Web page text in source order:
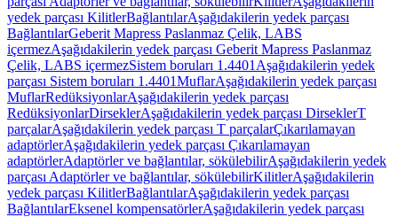
yedek parçası KilitlerBağlantılarAşağıdakilerin yedek parçası
BağlantılarGeberit Mapress Paslanmaz Çelik, LABS
içermezAşağıdakilerin yedek parçası Geberit Mapress Paslanmaz
Çelik, LABS içermezSistem boruları 1.4401 Aşağıdakilerin yedek
parçası Sistem boruları 1.4401MuflarAşağıdakilerin yedek parçası
MuflarRedüksiyonlarAşağıdakilerin yedek parçası
RedüksiyonlarDirseklerAşağıdakilerin yedek parçası DirseklerT
parçalarAşağıdakilerin yedek parçası T parçalarÇıkarılamayan
adaptörlerAşağıdakilerin yedek parçası Çıkarılamayan
adaptörlerAdaptörler ve bağlantılar, sökülebilirAşağıdakilerin yedek
parçası Adaptörler ve bağlantılar, sökülebilirKilitlerAşağıdakilerin
yedek parçası KilitlerBağlantılarAşağıdakilerin yedek parçası
BağlantılarEksenel kompensatörlerAşağıdakilerin yedek parçası